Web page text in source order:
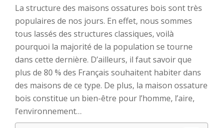
La structure des maisons ossatures bois sont très
populaires de nos jours. En effet, nous sommes
tous lassés des structures classiques, voilà
pourquoi la majorité de la population se tourne
dans cette dernière. D’ailleurs, il faut savoir que
plus de 80 % des Français souhaitent habiter dans
des maisons de ce type. De plus, la maison ossature
bois constitue un bien-être pour l’homme, l’aire,
l’environnement…